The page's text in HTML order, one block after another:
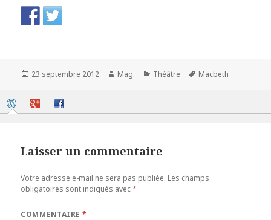
Publié
23 septembre 2012 Auteur
Mag. Catégories
Théâtre
Mots-
Macbeth
Laisser un commentaire
Votre adresse e-mail ne sera pas publiée. Les champs
obligatoires sont indiqués avec*
COMMENTAIRE*